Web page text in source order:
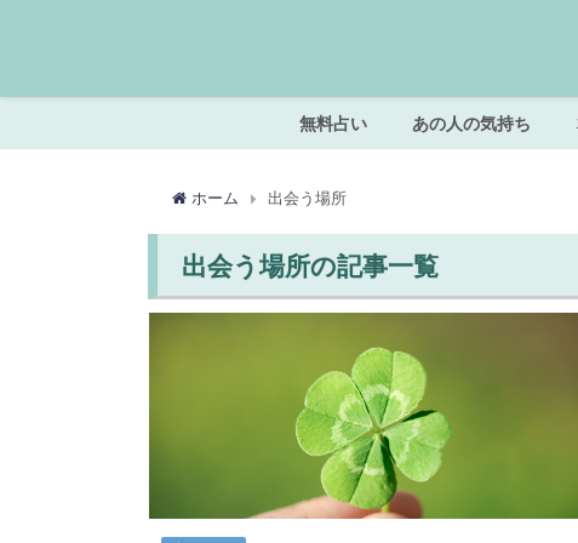
無料占い あの人の気持ち
ホーム 出会う場所
出会う場所の記事一覧